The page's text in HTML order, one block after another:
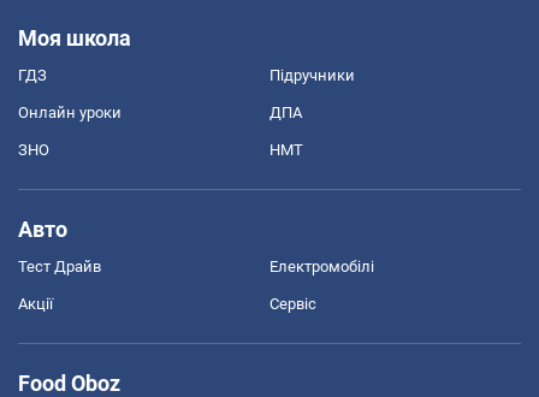
Моя школа
ГДЗ Підручники
Онлайн уроки ДПА
ЗНО НМТ
Авто
Тест Драйв Електромобілі
Акції Сервіс
Food Oboz